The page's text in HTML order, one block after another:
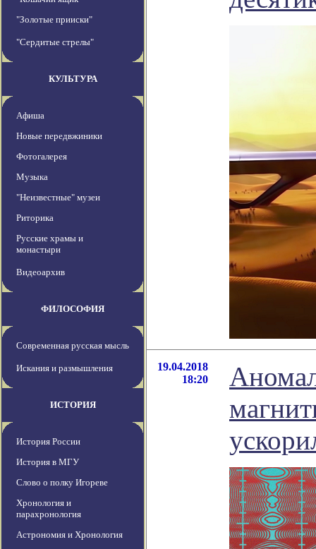
"Золотые прииски"
"Сердитые стрелы"
КУЛЬТУРА
Афиша
Новые передвжиники
Фотогалерея
Музыка
"Неизвестные" музеи
Риторика
Русские храмы и
монастыри
Видеоархив
ФИЛОСОФИЯ
Современная русская мысль
Искания и размышления
ИСТОРИЯ
История России
История в МГУ
Слово о полку Игореве
Хронология и
парахронология
Астрономия и Хронология
19.04.2018
18:20